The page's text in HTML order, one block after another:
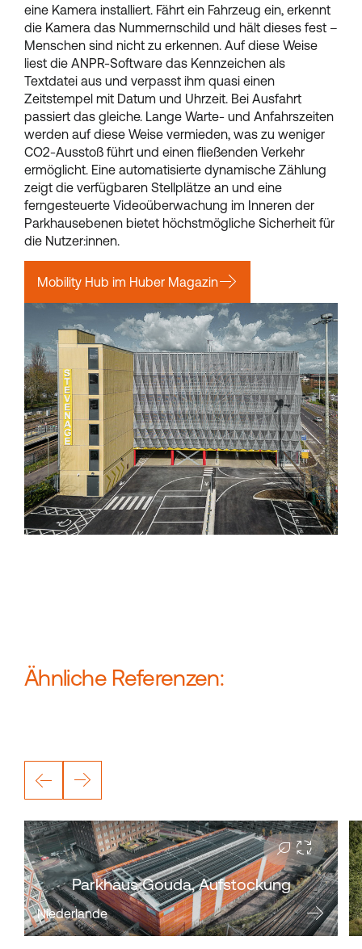
eine Kamera installiert. Fährt ein Fahrzeug ein, erkennt
die Kamera das Nummernschild und hält dieses fest –
Menschen sind nicht zu erkennen. Auf diese Weise
liest die ANPR-Software das Kennzeichen als
Textdatei aus und verpasst ihm quasi einen
Zeitstempel mit Datum und Uhrzeit. Bei Ausfahrt
passiert das gleiche. Lange Warte- und Anfahrszeiten
werden auf diese Weise vermieden, was zu weniger
CO2-Ausstoß führt und einen fließenden Verkehr
ermöglicht. Eine automatisierte dynamische Zählung
zeigt die verfügbaren Stellplätze an und eine
ferngesteuerte Videoüberwachung im Inneren der
Parkhausebenen bietet höchstmögliche Sicherheit für
die Nutzer:innen.
Mobility Hub im Huber Magazin
Ähnliche Referenzen:
Parkhaus Gouda, Aufstockung
Niederlande